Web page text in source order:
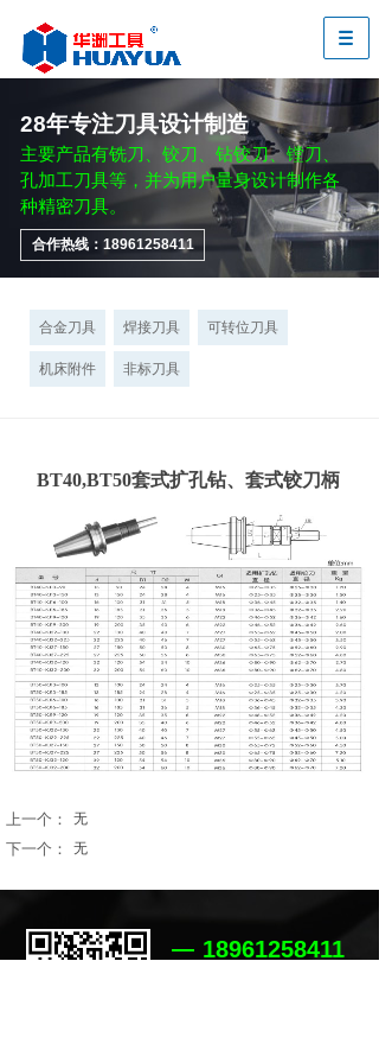
28年专注刀具设计制造
主要产品有铣刀、铰刀、钻铰刀、镗刀、
孔加工刀具等，并为用户量身设计制作各
种精密刀具。
合作热线：18961258411
合金刀具 焊接刀具 可转位刀具
机床附件 非标刀具
BT40,BT50套式扩孔钻、套式铰刀柄
上一个： 无
下一个： 无
18961258411